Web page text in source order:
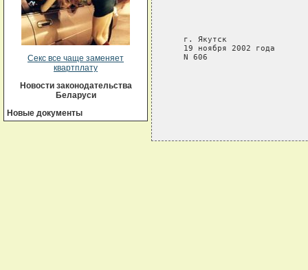
Секс все чаще заменяет
квартплату
Новости законодательства
Беларуси
Новые документы
   г. Якутск
   19 ноября 2002 года
   N 606